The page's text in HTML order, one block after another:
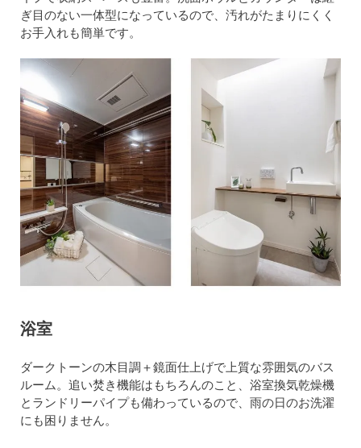
ぎ目のない一体型になっているので、汚れがたまりにくく
お手入れも簡単です。
浴室
ダークトーンの木目調＋鏡面仕上げで上質な雰囲気のバス
ルーム。追い焚き機能はもちろんのこと、浴室換気乾燥機
とランドリーパイプも備わっているので、雨の日のお洗濯
にも困りません。